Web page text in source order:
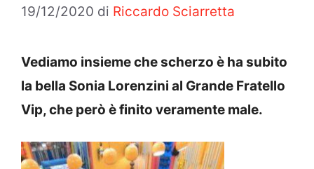
19/12/2020 di Riccardo Sciarretta
Vediamo insieme che scherzo è ha subito
la bella Sonia Lorenzini al Grande Fratello
Vip, che però è finito veramente male.